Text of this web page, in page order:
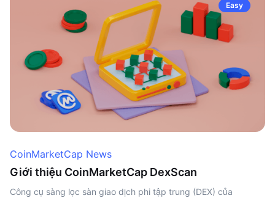
Easy
CoinMarketCap News
Giới thiệu CoinMarketCap DexScan
Công cụ sàng lọc sàn giao dịch phi tập trung (DEX) của